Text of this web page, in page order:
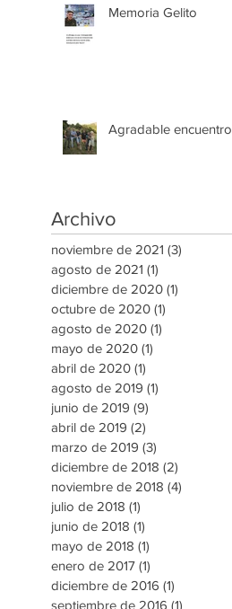
Memoria Gelito
Agradable encuentro
Archivo
noviembre de 2021 (3)
agosto de 2021 (1)
diciembre de 2020 (1)
octubre de 2020 (1)
agosto de 2020 (1)
mayo de 2020 (1)
abril de 2020 (1)
agosto de 2019 (1)
junio de 2019 (9)
abril de 2019 (2)
marzo de 2019 (3)
diciembre de 2018 (2)
noviembre de 2018 (4)
julio de 2018 (1)
junio de 2018 (1)
mayo de 2018 (1)
enero de 2017 (1)
diciembre de 2016 (1)
septiembre de 2016 (1)